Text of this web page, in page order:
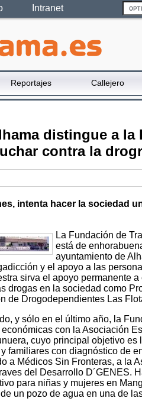
Intranet
Reportajes Callejero
distingue a
contra la
intenta hacer la sociedad
La Fundación de
está de
ayuntamiento de
y el apoyo a las
sirva el apoyo permanente
drogas en la sociedad como
de Drogodependientes Las
y sólo en el último año, la
con la Asociación
cuyo principal objetivo
y familiares con diagnóstico de
a Médicos Sin Fronteras, a la
del Desarrollo D´GENES.
para niñas y mujeres en
un pozo de agua en una de